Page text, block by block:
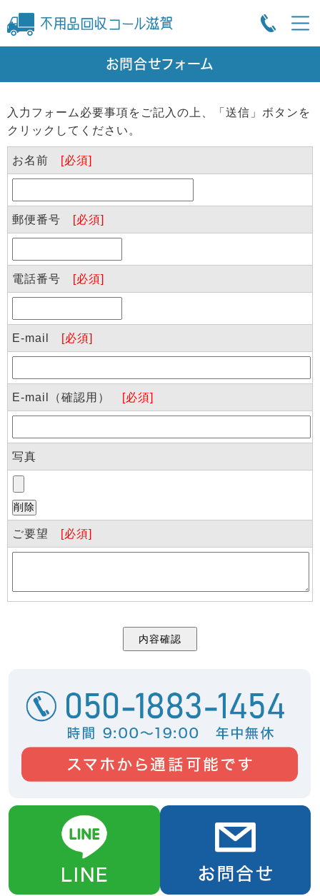
お問合せフォーム
入力フォーム必要事項をご記入の上、「送信」ボタンを
クリックしてください。
お名前 [必須]
郵便番号 [必須]
電話番号 [必須]
E-mail [必須]
E-mail（確認用） [必須]
写真
ご要望 [必須]